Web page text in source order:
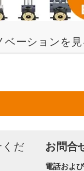
ベーションを見
だ
お問合
電話およ